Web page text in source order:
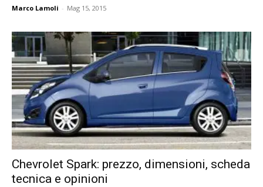
Marco Lamoli - Mag 15, 2015
Chevrolet Spark: prezzo, dimensioni, scheda
tecnica e opinioni